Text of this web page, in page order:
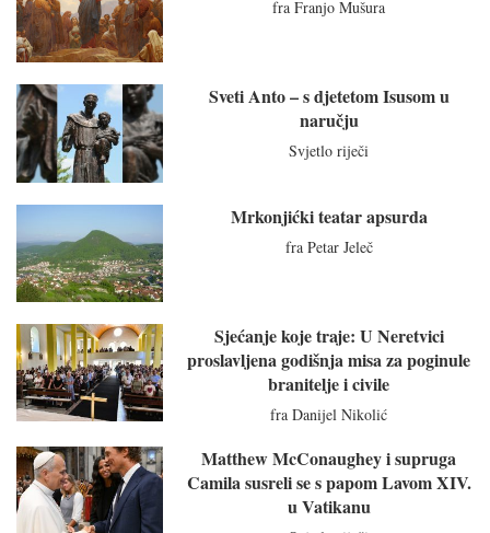
fra Franjo Mušura
Sveti Anto – s djetetom Isusom u
naručju
Svjetlo riječi
Mrkonjićki teatar apsurda
fra Petar Jeleč
Sjećanje koje traje: U Neretvici
proslavljena godišnja misa za poginule
branitelje i civile
fra Danijel Nikolić
Matthew McConaughey i supruga
Camila susreli se s papom Lavom XIV.
u Vatikanu